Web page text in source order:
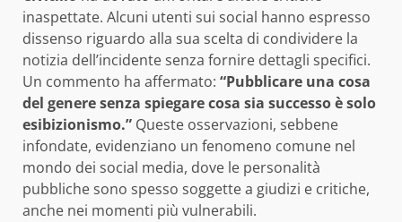
inaspettate. Alcuni utenti sui social hanno espresso
dissenso riguardo alla sua scelta di condividere la
notizia dell’incidente senza fornire dettagli specifici.
Un commento ha affermato: “Pubblicare una cosa
del genere senza spiegare cosa sia successo è solo
esibizionismo.” Queste osservazioni, sebbene
infondate, evidenziano un fenomeno comune nel
mondo dei social media, dove le personalità
pubbliche sono spesso soggette a giudizi e critiche,
anche nei momenti più vulnerabili.